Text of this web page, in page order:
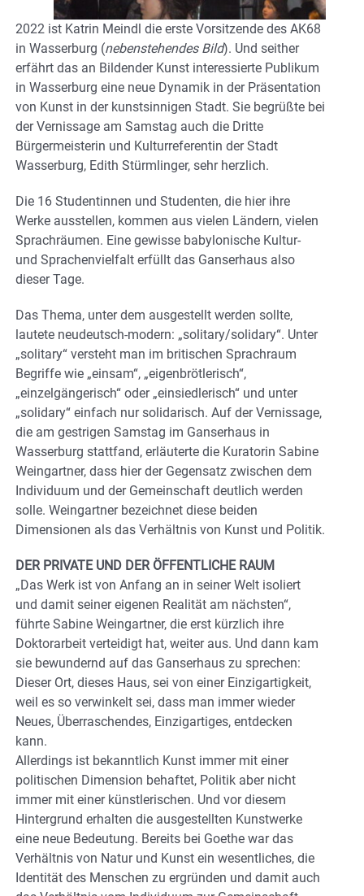
2022 ist Katrin Meindl die erste Vorsitzende des AK68
in Wasserburg (nebenstehendes Bild). Und seither
erfährt das an Bildender Kunst interessierte Publikum
in Wasserburg eine neue Dynamik in der Präsentation
von Kunst in der kunstsinnigen Stadt. Sie begrüßte bei
der Vernissage am Samstag auch die Dritte
Bürgermeisterin und Kulturreferentin der Stadt
Wasserburg, Edith Stürmlinger, sehr herzlich.
Die 16 Studentinnen und Studenten, die hier ihre
Werke ausstellen, kommen aus vielen Ländern, vielen
Sprachräumen. Eine gewisse babylonische Kultur-
und Sprachenvielfalt erfüllt das Ganserhaus also
dieser Tage.
Das Thema, unter dem ausgestellt werden sollte,
lautete neudeutsch-modern: „solitary/solidary“. Unter
„solitary“ versteht man im britischen Sprachraum
Begriffe wie „einsam“, „eigenbrötlerisch“,
„einzelgängerisch“ oder „einsiedlerisch“ und unter
„solidary“ einfach nur solidarisch. Auf der Vernissage,
die am gestrigen Samstag im Ganserhaus in
Wasserburg stattfand, erläuterte die Kuratorin Sabine
Weingartner, dass hier der Gegensatz zwischen dem
Individuum und der Gemeinschaft deutlich werden
solle. Weingartner bezeichnet diese beiden
Dimensionen als das Verhältnis von Kunst und Politik.
DER PRIVATE UND DER ÖFFENTLICHE RAUM
„Das Werk ist von Anfang an in seiner Welt isoliert
und damit seiner eigenen Realität am nächsten“,
führte Sabine Weingartner, die erst kürzlich ihre
Doktorarbeit verteidigt hat, weiter aus. Und dann kam
sie bewundernd auf das Ganserhaus zu sprechen:
Dieser Ort, dieses Haus, sei von einer Einzigartigkeit,
weil es so verwinkelt sei, dass man immer wieder
Neues, Überraschendes, Einzigartiges, entdecken
kann.
Allerdings ist bekanntlich Kunst immer mit einer
politischen Dimension behaftet, Politik aber nicht
immer mit einer künstlerischen. Und vor diesem
Hintergrund erhalten die ausgestellten Kunstwerke
eine neue Bedeutung. Bereits bei Goethe war das
Verhältnis von Natur und Kunst ein wesentliches, die
Identität des Menschen zu ergründen und damit auch